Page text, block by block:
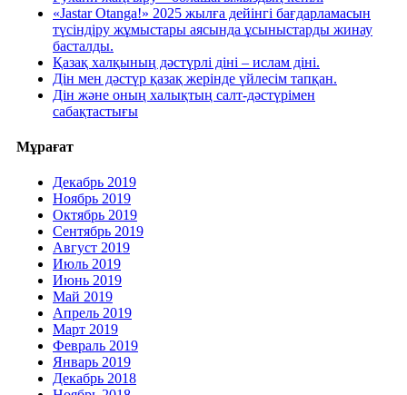
«Jastar Otanga!» 2025 жылға дейінгі бағдарламасын
түсіндіру жұмыстары аясында ұсыныстарды жинау
басталды.
Қазақ халқының дәстүрлі діні – ислам діні.
Дін мен дәстүр қазақ жерінде үйлесім тапқан.
Дін және оның халықтың салт-дәстүрімен
сабақтастығы
Мұрағат
Декабрь 2019
Ноябрь 2019
Октябрь 2019
Сентябрь 2019
Август 2019
Июль 2019
Июнь 2019
Май 2019
Апрель 2019
Март 2019
Февраль 2019
Январь 2019
Декабрь 2018